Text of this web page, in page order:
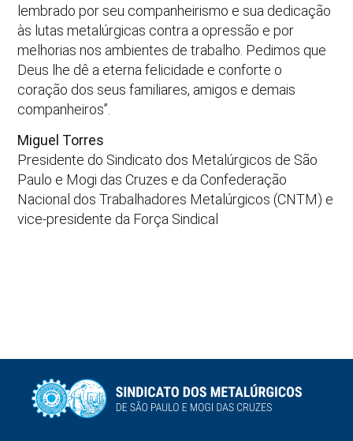
lembrado por seu companheirismo e sua dedicação
às lutas metalúrgicas contra a opressão e por
melhorias nos ambientes de trabalho. Pedimos que
Deus lhe dê a eterna felicidade e conforte o
coração dos seus familiares, amigos e demais
companheiros”.
Miguel Torres
Presidente do Sindicato dos Metalúrgicos de São
Paulo e Mogi das Cruzes e da Confederação
Nacional dos Trabalhadores Metalúrgicos (CNTM) e
vice-presidente da Força Sindical